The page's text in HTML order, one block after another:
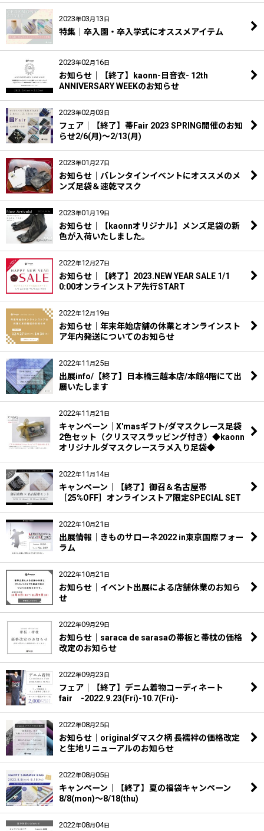
2023年03月 13 日
特集｜卒入園・卒入学式にオススメアイテム
2023年02月 16日
お知らせ｜【終了】kaonn-日音衣- 12th
ANNIVERSARY WEEKのお知らせ
2023年02月03 日
フェア｜【終了】帯Fair 2023 SPRING開催のお知
らせ2/6(月)～2/13(月)
2023年01 月27日
お知らせ｜バレンタインイベントにオススメのメ
ンズ足袋＆速乾マスク
2023年01 月 19日
お知らせ｜【kaonnオリジナル】メンズ足袋の新
色が入荷いたしました。
2022年12月27日
お知らせ｜【終了】2023.NEW YEAR SALE 1/1
0:00オンラインストア先行START
2022年12月 19日
お知らせ｜年末年始店舗の休業とオンラインスト
ア年内発送についてのお知らせ
2022年11 月25日
出展info/【終了】日本橋三越本店/本館4階にて出
展いたします
2022年11 月21 日
キャンペーン｜X'masギフト/ダマスクレース足袋
2色セット（クリスマスラッピング付き）◆kaonn
オリジナルダマスクレースラメ入り足袋◆
2022年11 月 14日
キャンペーン｜【終了】御召＆名古屋帯
［25%OFF］オンラインストア限定SPECIAL SET
2022年10月21 日
出展情報｜きものサローネ2022 in東京国際フォー
ラム
2022年10月21 日
お知らせ｜イベント出展による店舗休業のお知ら
せ
2022年09月29日
お知らせ｜saraca de sarasaの帯板と帯枕の価格
改定のお知らせ
2022年09月23 日
フェア｜【終了】デニム着物コーディネート
fair -2022.9.23(Fri)-10.7(Fri)-
2022年08月25日
お知らせ｜originalダマスク柄 長襦袢の価格改定
と生地リニューアルのお知らせ
2022年08月05日
キャンペーン｜【終了】夏の福袋キャンペーン
8/8(mon)～8/18(thu)
2022年08月04日